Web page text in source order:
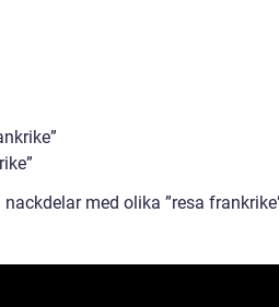
med olika ”resa